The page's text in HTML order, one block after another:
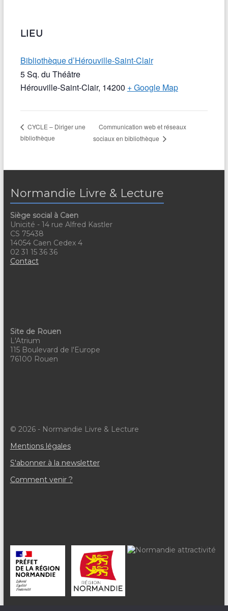
LIEU
Bibliothèque d’Hérouville-Saint-Clair
5 Sq. du Théâtre
Hérouville-Saint-Clair, 14200 + Google Map
CYCLE – Diriger une
bibliothèque
Communication web et réseaux
sociaux en bibliothèque
Normandie Livre & Lecture
Siège social à Caen
Unicité - 14 rue Alfred Kastler
CS 75438
14054 Caen Cedex 4
02 31 15 36 36
Contact
Site de Rouen
L'Atrium
115 Boulevard de l'Europe
76100 Rouen
© 2026 - Normandie Livre & Lecture
Mentions légales
S'abonner à la newsletter
Comment venir ?